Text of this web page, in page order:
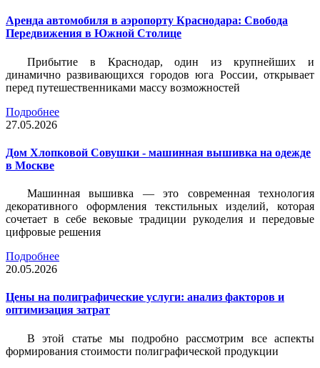
Аренда автомобиля в аэропорту Краснодара: Свобода
Передвижения в Южной Столице
Прибытие в Краснодар, один из крупнейших и
динамично развивающихся городов юга России, открывает
перед путешественниками массу возможностей
Подробнее
27.05.2026
Дом Хлопковой Совушки - машинная вышивка на одежде
в Москве
Машинная вышивка — это современная технология
декоративного оформления текстильных изделий, которая
сочетает в себе вековые традиции рукоделия и передовые
цифровые решения
Подробнее
20.05.2026
Цены на полиграфические услуги: анализ факторов и
оптимизация затрат
В этой статье мы подробно рассмотрим все аспекты
формирования стоимости полиграфической продукции